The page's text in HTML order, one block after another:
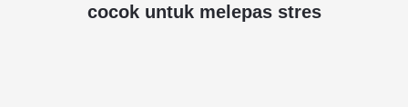
cocok untuk melepas stres